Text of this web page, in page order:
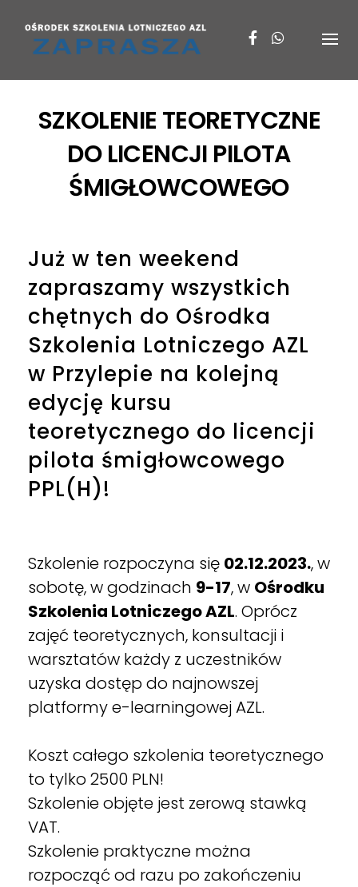
content
SZKOLENIE TEORETYCZNE
DO LICENCJI PILOTA
ŚMIGŁOWCOWEGO
Już w ten weekend
zapraszamy wszystkich
chętnych do Ośrodka
Szkolenia Lotniczego AZL
w Przylepie na kolejną
edycję kursu
teoretycznego do licencji
pilota śmigłowcowego
PPL(H)!
Szkolenie rozpoczyna się 02.12.2023., w
sobotę, w godzinach 9-17, w Ośrodku
Szkolenia Lotniczego AZL. Oprócz
zajęć teoretycznych, konsultacji i
warsztatów każdy z uczestników
uzyska dostęp do najnowszej
platformy e-learningowej AZL.
Koszt całego szkolenia teoretycznego
to tylko 2500 PLN!
Szkolenie objęte jest zerową stawką
VAT.
Szkolenie praktyczne można
rozpocząć od razu po zakończeniu